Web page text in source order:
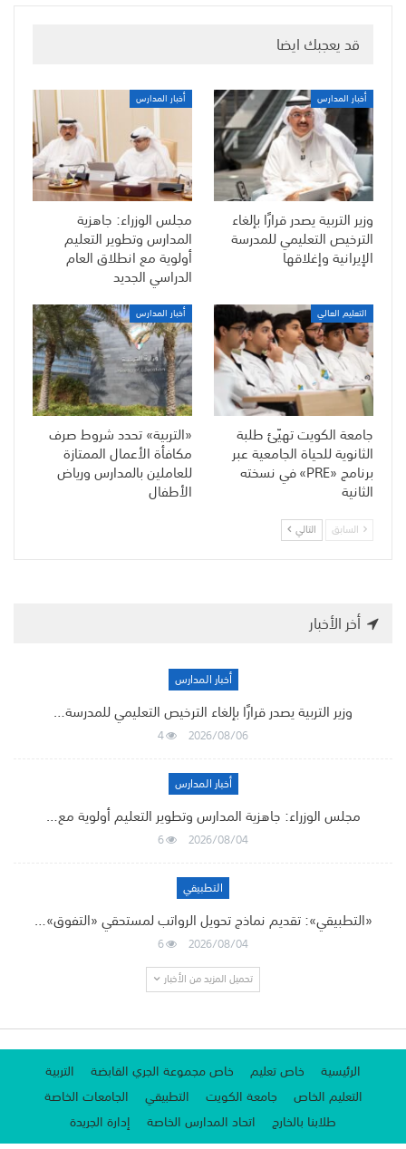
قد يعجبك ايضا
أخبار المدارس
وزير التربية يصدر قرارًا بإلغاء
الترخيص التعليمي للمدرسة
الإيرانية وإغلاقها
أخبار المدارس
مجلس الوزراء: جاهزية
المدارس وتطوير التعليم
أولوية مع انطلاق العام
الدراسي الجديد
التعليم العالي
جامعة الكويت تهيّئ طلبة
الثانوية للحياة الجامعية عبر
برنامج «PRE» في نسخته
الثانية
أخبار المدارس
«التربية» تحدد شروط صرف
مكافأة الأعمال الممتازة
للعاملين بالمدارس ورياض
الأطفال
السابق التالي
أخر الأخبار
أخبار المدارس
وزير التربية يصدر قرارًا بإلغاء الترخيص التعليمي للمدرسة…
2026/08/06
4
أخبار المدارس
مجلس الوزراء: جاهزية المدارس وتطوير التعليم أولوية مع…
2026/08/04
6
التطبيقي
«التطبيقي»: تقديم نماذج تحويل الرواتب لمستحقي «التفوق»…
2026/08/04
6
تحميل المزيد من الأخبار
الرئيسية خاص تعليم خاص مجموعة الجري القابضة
التربية
التعليم الخاص
جامعة الكويت التطبيقي
الجامعات الخاصة
طلابنا بالخارج
اتحاد المدارس الخاصة إدارة الجريدة